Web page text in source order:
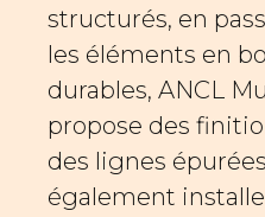
structurés, en
les éléments en
durables, ANCL
propose des
des lignes
également